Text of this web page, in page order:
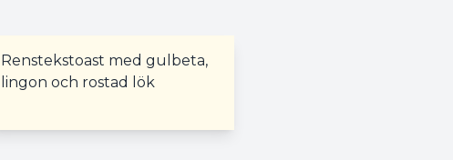
Renstekstoast med gulbeta,
lingon och rostad lök